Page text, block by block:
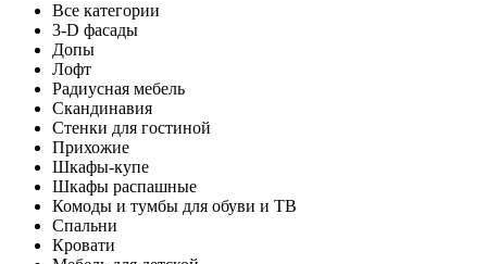
Все категории
3-D фасады
Допы
Лофт
Радиусная мебель
Скандинавия
Стенки для гостиной
Прихожие
Шкафы-купе
Шкафы распашные
Комоды и тумбы для обуви и ТВ
Спальни
Кровати